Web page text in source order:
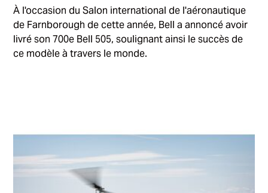
À l'occasion du Salon international de l'aéronautique
de Farnborough de cette année, Bell a annoncé avoir
livré son 700e Bell 505, soulignant ainsi le succès de
ce modèle à travers le monde.